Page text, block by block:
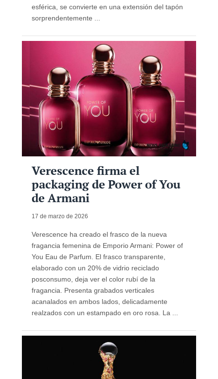
esférica, se convierte en una extensión del tapón
sorprendentemente ...
Verescence firma el
packaging de Power of You
de Armani
17 de marzo de 2026
Verescence ha creado el frasco de la nueva
fragancia femenina de Emporio Armani: Power of
You Eau de Parfum. El frasco transparente,
elaborado con un 20% de vidrio reciclado
posconsumo, deja ver el color rubí de la
fragancia. Presenta grabados verticales
acanalados en ambos lados, delicadamente
realzados con un estampado en oro rosa. La ...